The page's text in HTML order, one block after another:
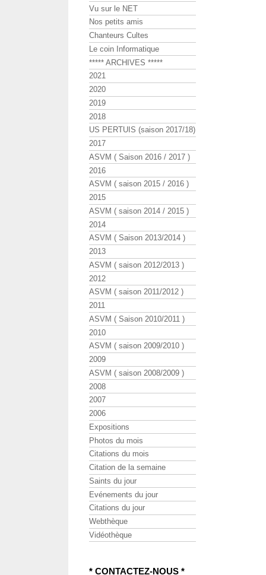
Vu sur le NET
Nos petits amis
Chanteurs Cultes
Le coin Informatique
***** ARCHIVES *****
2021
2020
2019
2018
US PERTUIS (saison 2017/18)
2017
ASVM ( Saison 2016 / 2017 )
2016
ASVM ( saison 2015 / 2016 )
2015
ASVM ( saison 2014 / 2015 )
2014
ASVM ( Saison 2013/2014 )
2013
ASVM ( saison 2012/2013 )
2012
ASVM ( saison 2011/2012 )
2011
ASVM ( Saison 2010/2011 )
2010
ASVM ( saison 2009/2010 )
2009
ASVM ( saison 2008/2009 )
2008
2007
2006
Expositions
Photos du mois
Citations du mois
Citation de la semaine
Saints du jour
Evénements du jour
Citations du jour
Webthèque
Vidéothèque
* CONTACTEZ-NOUS *